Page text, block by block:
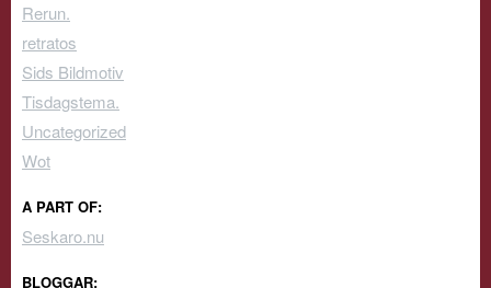
Rerun.
retratos
Sids Bildmotiv
Tisdagstema.
Uncategorized
Wot
A PART OF:
Seskaro.nu
BLOGGAR: